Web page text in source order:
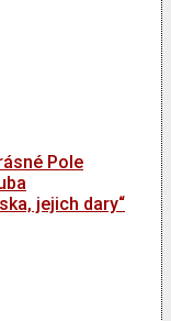
Pole
jejich dary“